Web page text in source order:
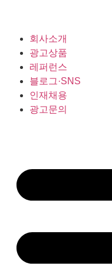
회사소개
광고상품
레퍼런스
블로그·SNS
인재채용
광고문의